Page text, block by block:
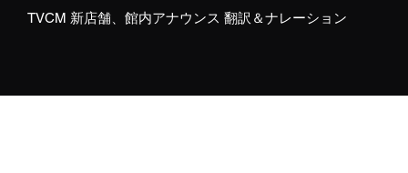
TVCM 新店舗、館内アナウンス 翻訳＆ナレーション